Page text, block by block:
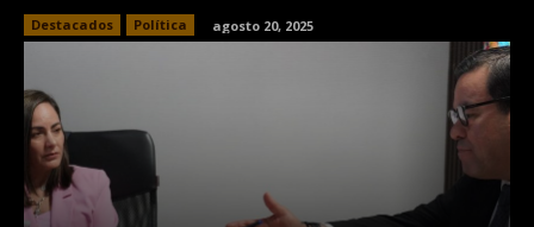
Destacados Política agosto 20, 2025